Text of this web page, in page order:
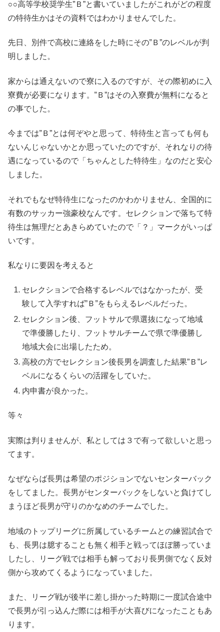
○○高等学校奨学生”Ｂ”と書いていましたがこれがどの程度
の特待生かはその資料ではわかりませんでした。
先日、別件で高校に連絡をした時にその”Ｂ”のレベルが判
明しました。
家からは通えないので寮に入るのですが、その際初めに入
寮費が必要になります。”Ｂ”はその入寮費が無料になると
の事でした。
今までは”Ｂ”とは何ぞやと思って、特待生と言っても何も
ないんじゃないかとか思っていたのですが、それなりの待
遇になっているので「ちゃんとした特待生」なのだと安心
しました。
それでもなぜ特待生になったのかわかりません、全国的に
有数のサッカー強豪校なんです。セレクションで落ちて特
待生は無理だとあきらめていたので「？」マークがいっぱ
いです。
私なりに要因を考えると
セレクションで合格するレベルではなかったが、受
験して入学すれば”Ｂ”をもらえるレベルだった。
セレクション後、フットサルで県選抜になって地域
で準優勝したり、フットサルチームで県で準優勝し
地域大会に出場したため。
高校の方でセレクション後長男を調査した結果”Ｂ”レ
ベルになるくらいの活躍をしていた。
内申書が良かった。
等々
実際は判りませんが、私としては３で有って欲しいと思っ
てます。
なぜならば長男は希望のポジションでないセンターバック
をしてました。長男がセンターバックをしないと負けてし
まうほど長男が守りのかなめのチームでした。
地域のトップリーグに所属しているチームとの練習試合で
も、長男は臆することも無く相手と戦ってほぼ勝っていま
したし、リーグ戦では相手も解っており長男側でなく反対
側から攻めてくるようになっていました。
また、リーグ戦が後半に差し掛かった時期に一度試合途中
で長男が引っ込んだ際には相手が大喜びになったこともあ
ります。